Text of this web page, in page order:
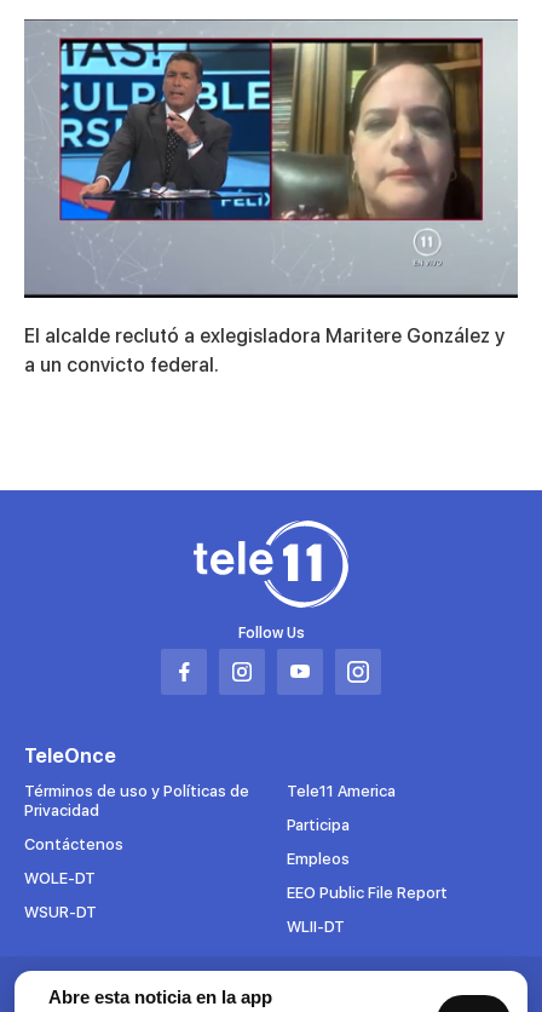
of
4
minutes,
El alcalde reclutó a exlegisladora Maritere González y
a un convicto federal.
Follow Us
Abrir
pestaña
Abrir
pestaña
Abrir
pestaña
Abrir
pestaña
TeleOnce
Términos de uso y Políticas de
Privacidad
Contáctenos
WOLE-DT
WSUR-DT
Tele11 America
Participa
Empleos
EEO Public File Report
WLII-DT
Suscríbete al boletín
Abre esta noticia en la app